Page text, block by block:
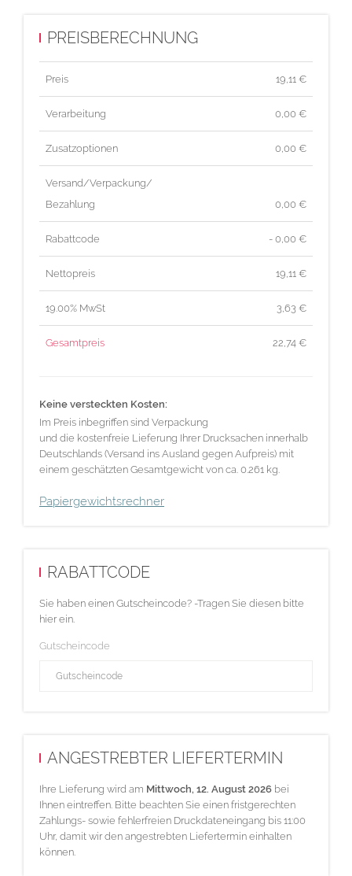
PREISBERECHNUNG
Preis 19,11 €
Verarbeitung 0,00 €
Zusatzoptionen 0,00 €
Versand/Verpackung/
Bezahlung
0,00 €
Rabattcode - 0,00 €
Nettopreis 19,11 €
19.00% MwSt 3,63 €
Gesamtpreis 22,74 €
Keine versteckten Kosten:
Im Preis inbegriffen sind Verpackung
und die kostenfreie Lieferung Ihrer Drucksachen innerhalb
Deutschlands (Versand ins Ausland gegen Aufpreis) mit
einem geschätzten Gesamtgewicht von ca. 0.261 kg.
Papiergewichtsrechner
RABATTCODE
Sie haben einen Gutscheincode? -Tragen Sie diesen bitte
hier ein.
Gutscheincode
ANGESTREBTER LIEFERTERMIN
Ihre Lieferung wird am Mittwoch, 12. August 2026 bei
Ihnen eintreffen. Bitte beachten Sie einen fristgerechten
Zahlungs- sowie fehlerfreien Druckdateneingang bis 11:00
Uhr, damit wir den angestrebten Liefertermin einhalten
können.